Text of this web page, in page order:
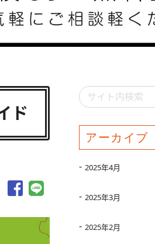
ド
アーカイブ
2025年4月
2025年3月
2025年2月